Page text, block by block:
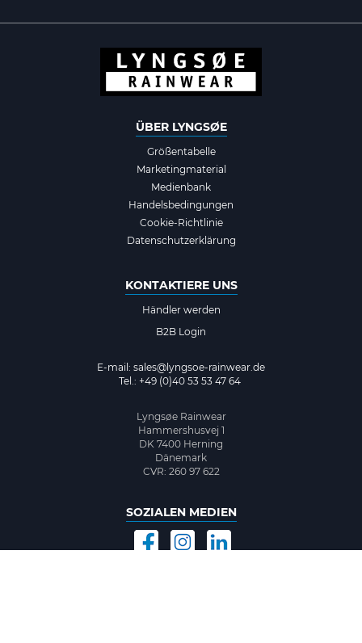
ÜBER LYNGSØE
Größentabelle
Marketingmaterial
Medienbank
Handelsbedingungen
Cookie-Richtlinie
Datenschutzerklärung
KONTAKTIERE UNS
Händler werden
B2B Login
E-mail: sales@lyngsoe-rainwear.de
Tel.: +49 (0)40 53 53 47 64
Lyngsøe Rainwear
Hammershusvej 1
DK 7400 Herning
Dänemark
CVR: 260 97 622
SOZIALEN MEDIEN